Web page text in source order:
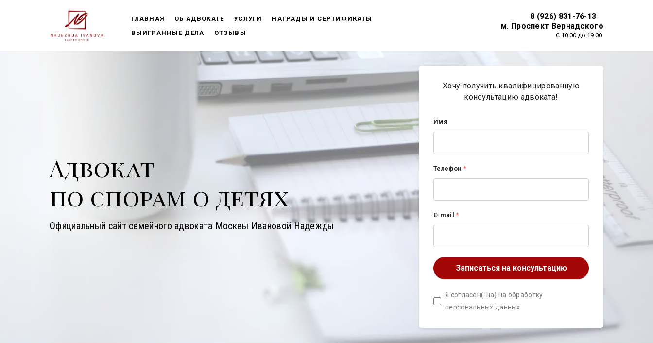
ГЛАВНАЯ ОБ АДВОКАТЕ УСЛУГИ
НАГРАДЫ И СЕРТИФИКАТЫ
ВЫИГРАННЫЕ ДЕЛА
ОТЗЫВЫ
8 (926) 831-76-13
м. Проспект Вернадского
С 10.00 до 19.00
Адвокат
по спорам о детях
Официальный сайт семейного адвоката Москвы Ивановой Надежды
Хочу получить квалифицированную
консультацию адвоката!
Имя
Телефон *
E-mail *
Записаться на консультацию
Я согласен(-на) на обработку
персональных данных